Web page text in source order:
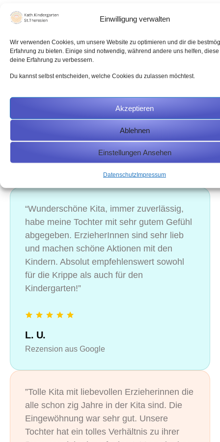
Einwilligung verwalten
Wir verwenden Cookies, um unsere Website zu optimieren und dir die
Erfahrung zu bieten. Einige sind notwendig, während andere uns helfen,
deine Erfahrung zu verbessern.
Du kannst selbst entscheiden, welche Cookies du zulassen möchtest.
Akzeptieren
Ablehnen
Einstellungen Ansehen
DatenschutzImpressum
🥇 Stimmen Von Eltern
Was Eltern Über
Viele Familien vertrauen uns jeden Tag ihre Kinder an.
Die Rückmeldungen der Eltern zeigen, wie wichtig eine
liebevolle Betreuung, Vertrauen und ein gutes
Miteinander in unserer Kita sind.
Alle Bewertungen Ansehen
“Wunderschöne Kita, immer zuverlässig,
habe meine Tochter mit sehr gutem Gefühl
abgegeben. ErzieherInnen sind sehr lieb
und machen schöne Aktionen mit den
Kindern. Absolut empfehlenswert sowohl
für die Krippe als auch für den
Kindergarten!”
L. U.
Rezension aus Google
”Tolle Kita mit liebevollen Erzieherinnen die
alle schon zig Jahre in der Kita sind. Die
Eingewöhnung war sehr gut. Unsere
Tochter hat ein tolles Verhältnis zu ihrer